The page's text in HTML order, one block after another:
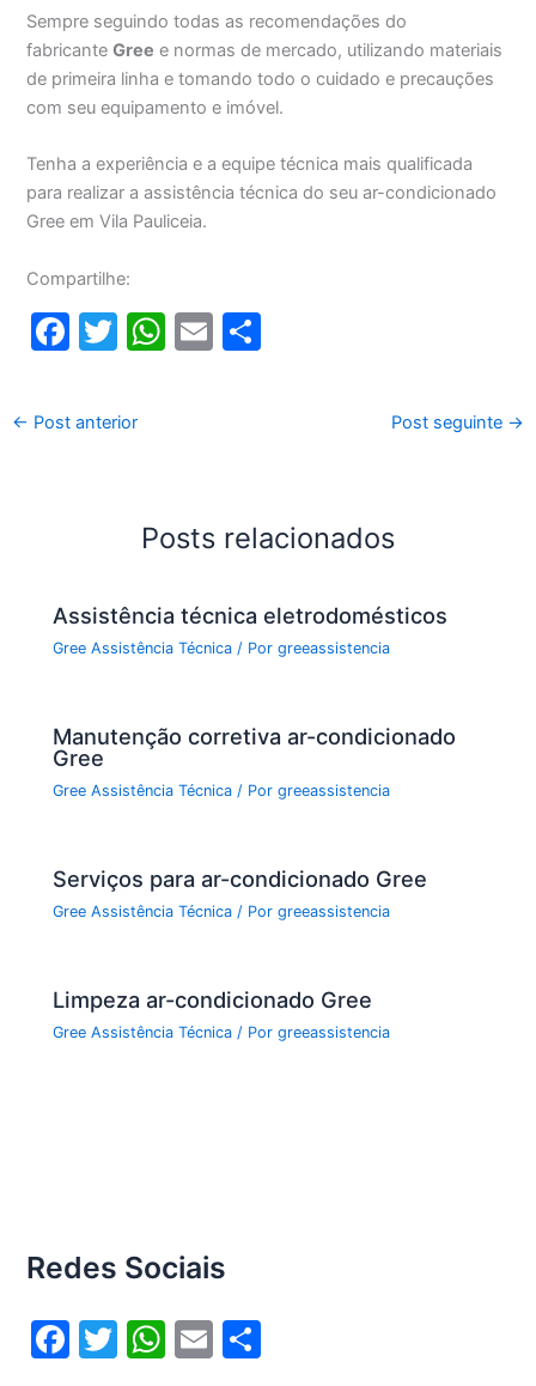
Sempre seguindo todas as recomendações do
fabricanteGree e normas de mercado, utilizando materiais
de primeira linha e tomando todo o cuidado e precauções
com seu equipamento e imóvel.
Tenha a experiência e a equipe técnica mais qualificada
para realizar a assistência técnica do seu ar-condicionado
Gree em Vila Pauliceia.
Compartilhe:
F
c
e
T
itt
er
W
p
p
E
← Post anterior Post seguinte →
Posts relacionados
Assistência técnica eletrodomésticos
Gree Assistência Técnica / Porgreeassistencia
Manutenção corretiva ar-condicionado
Gree
Gree Assistência Técnica / Porgreeassistencia
Serviços para ar-condicionado Gree
Gree Assistência Técnica / Porgreeassistencia
Limpeza ar-condicionado Gree
Gree Assistência Técnica / Porgreeassistencia
Redes Sociais
F
T
W E